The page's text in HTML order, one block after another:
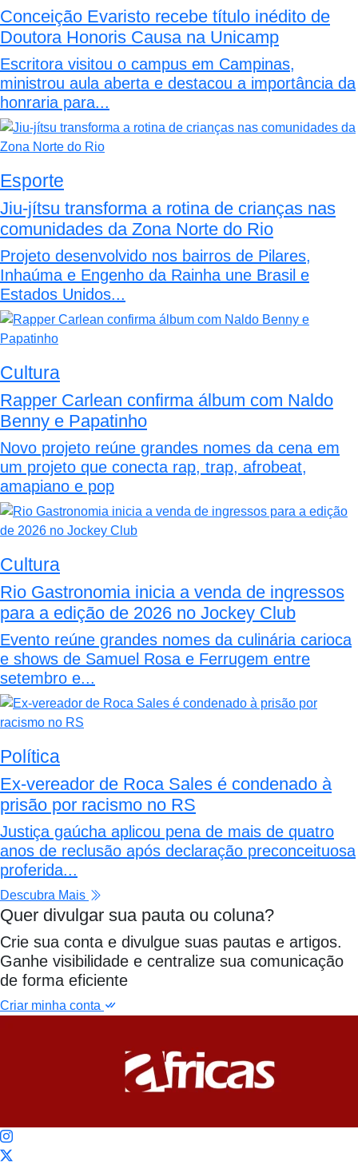
Conceição Evaristo recebe título inédito de
Doutora Honoris Causa na Unicamp
Escritora visitou o campus em Campinas,
ministrou aula aberta e destacou a importância da
honraria para...
Esporte
Jiu-jítsu transforma a rotina de crianças nas
comunidades da Zona Norte do Rio
Projeto desenvolvido nos bairros de Pilares,
Inhaúma e Engenho da Rainha une Brasil e
Estados Unidos...
Cultura
Rapper Carlean confirma álbum com Naldo
Benny e Papatinho
Novo projeto reúne grandes nomes da cena em
um projeto que conecta rap, trap, afrobeat,
amapiano e pop
Cultura
Rio Gastronomia inicia a venda de ingressos
para a edição de 2026 no Jockey Club
Evento reúne grandes nomes da culinária carioca
e shows de Samuel Rosa e Ferrugem entre
setembro e...
Política
Ex-vereador de Roca Sales é condenado à
prisão por racismo no RS
Justiça gaúcha aplicou pena de mais de quatro
anos de reclusão após declaração preconceituosa
proferida...
Descubra Mais
Quer divulgar sua pauta ou coluna?
Crie sua conta e divulgue suas pautas e artigos.
Ganhe visibilidade e centralize sua comunicação
de forma eficiente
Criar minha conta